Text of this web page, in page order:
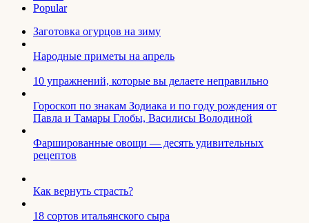
Popular
Заготовка огурцов на зиму
Народные приметы на апрель
10 упражнений, которые вы делаете неправильно
Гороскоп по знакам Зодиака и по году рождения от
Павла и Тамары Глобы, Василисы Володиной
Фаршированные овощи — десять удивительных
рецептов
Как вернуть страсть?
18 сортов итальянского сыра